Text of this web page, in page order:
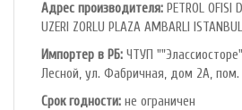
Адрес производителя: PETROL OFlSl
UZERI ZORLU PLAZA AMBARLI
Импортер в РБ: ЧТУП
Лесной, ул. Фабричная, дом 2А, пом.
Срок годности: не ограничен